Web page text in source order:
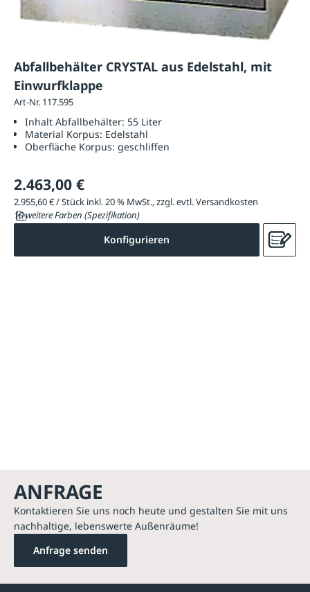
Abfallbehälter CRYSTAL aus Edelstahl, mit
Einwurfklappe
Art-Nr. 117.595
Inhalt Abfallbehälter: 55 Liter
Material Korpus: Edelstahl
Oberfläche Korpus: geschliffen
2.463,00 €
2.955,60 € / Stück inkl. 20 % MwSt., zzgl. evtl. Versandkosten
10 weitere Farben (Spezifikation)
Konfigurieren
ANFRAGE
Kontaktieren Sie uns noch heute und gestalten Sie mit uns
nachhaltige, lebenswerte Außenräume!
Anfrage senden